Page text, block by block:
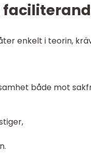
enkelt i teorin,
både mot